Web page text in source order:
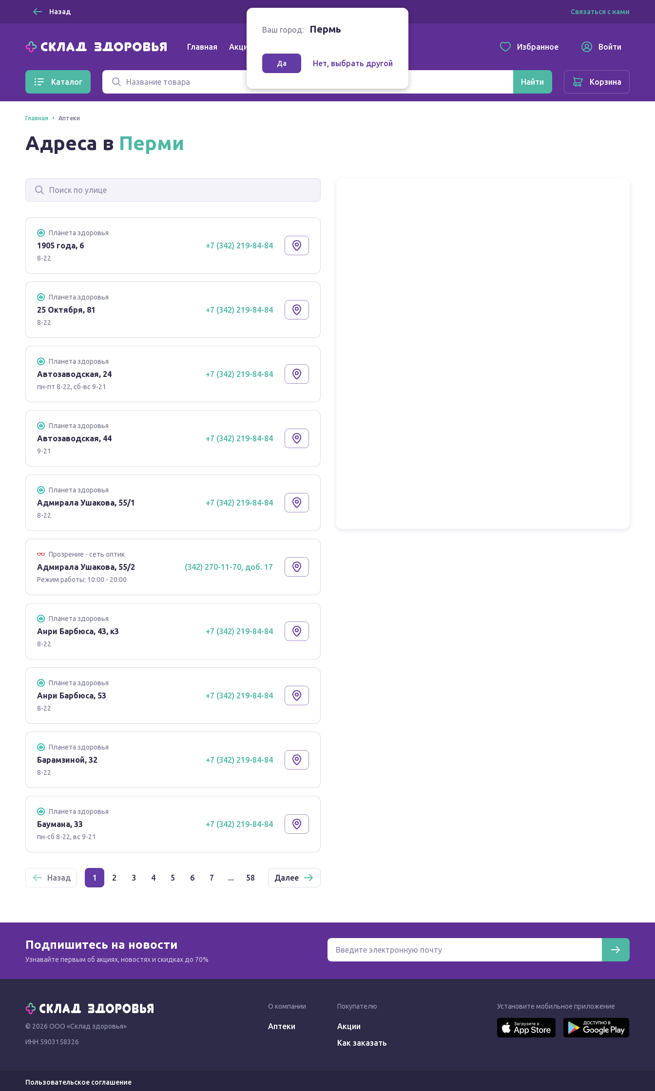
Назад Связаться с нами
Главная Акции Избранное Войти
Каталог Найти Корзина
Ваш город: Пермь
Да Нет, выбрать другой
Главная Аптеки
Адреса в Перми
Планета здоровья
1905 года, 6
8-22
+7 (342) 219-84-84
Планета здоровья
25 Октября, 81
8-22
+7 (342) 219-84-84
Планета здоровья
Автозаводская, 24
пн-пт 8-22, сб-вс 9-21
+7 (342) 219-84-84
Планета здоровья
Автозаводская, 44
9-21
+7 (342) 219-84-84
Планета здоровья
Адмирала Ушакова, 55/1
8-22
+7 (342) 219-84-84
Прозрение - сеть оптик
Адмирала Ушакова, 55/2
Режим работы: 10:00 - 20:00
(342) 270-11-70, доб. 17
Планета здоровья
Анри Барбюса, 43, к3
8-22
+7 (342) 219-84-84
Планета здоровья
Анри Барбюса, 53
8-22
+7 (342) 219-84-84
Планета здоровья
Барамзиной, 32
8-22
+7 (342) 219-84-84
Планета здоровья
Баумана, 33
пн-сб 8-22, вс 9-21
+7 (342) 219-84-84
Назад 1 2 3 4 5 6 7 ... 58 Далее
Подпишитесь на новости
Узнавайте первым об акциях, новостях и скидках до 70%
© 2026 ООО «Склад здоровья»
ИНН 5903158326
О компании
Аптеки
Покупателю
Акции
Как заказать
Установите мобильное приложение
Пользовательское соглашение